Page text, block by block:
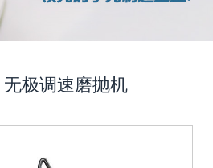
极调速磨抛机